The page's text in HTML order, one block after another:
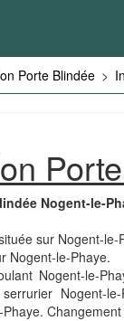
Porte Blindée >
Nogent-le-
sur Nogent-
Nogent-le-Phaye.
Nogent-le-
Nogent-